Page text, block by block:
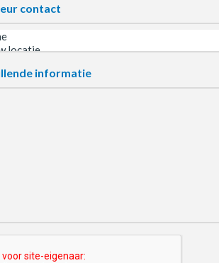
contact
informatie